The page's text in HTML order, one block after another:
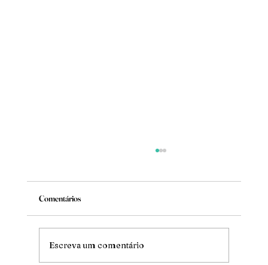
Mude
Comentários
Escreva um comentário